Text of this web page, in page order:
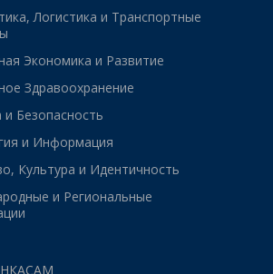
Логистика и Транспортные
Экономика и Развитие
Здравоохранение
Безопасность
и Информация
Культура и Идентичность
и Региональные